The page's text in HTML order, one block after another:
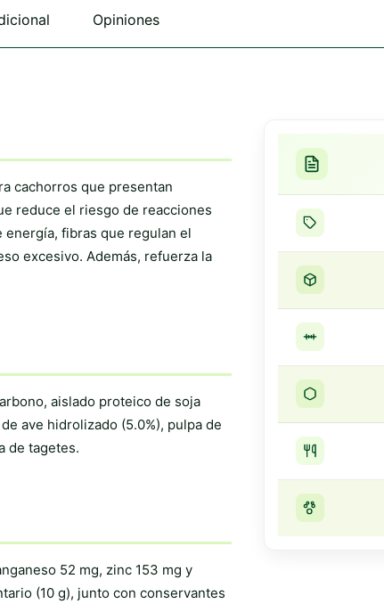
se
pueden
elegir
Opiniones
cachorros que presentan
reduce el riesgo de reacciones
energía, fibras que regulan el
excesivo. Además, refuerza la
aislado proteico de soja
ave hidrolizado (5.0%), pulpa de
de tagetes.
52 mg, zinc 153 mg y
(10 g), junto con conservantes